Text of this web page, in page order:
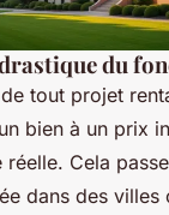
du
tout projet
bien à un prix
Cela
dans des villes